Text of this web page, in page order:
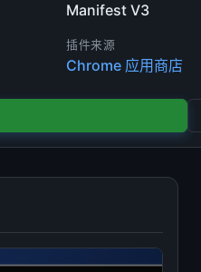
Manifest V3
插件来源
Chrome 应用商店